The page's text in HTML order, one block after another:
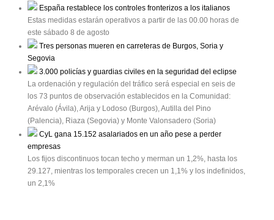
España restablece los controles fronterizos a los italianos
Estas medidas estarán operativos a partir de las 00.00 horas de
este sábado 8 de agosto
Tres personas mueren en carreteras de Burgos, Soria y
Segovia
3.000 policías y guardias civiles en la seguridad del eclipse
La ordenación y regulación del tráfico será especial en seis de
los 73 puntos de observación establecidos en la Comunidad:
Arévalo (Ávila), Arija y Lodoso (Burgos), Autilla del Pino
(Palencia), Riaza (Segovia) y Monte Valonsadero (Soria)
CyL gana 15.152 asalariados en un año pese a perder
empresas
Los fijos discontinuos tocan techo y merman un 1,2%, hasta los
29.127, mientras los temporales crecen un 1,1% y los indefinidos,
un 2,1%